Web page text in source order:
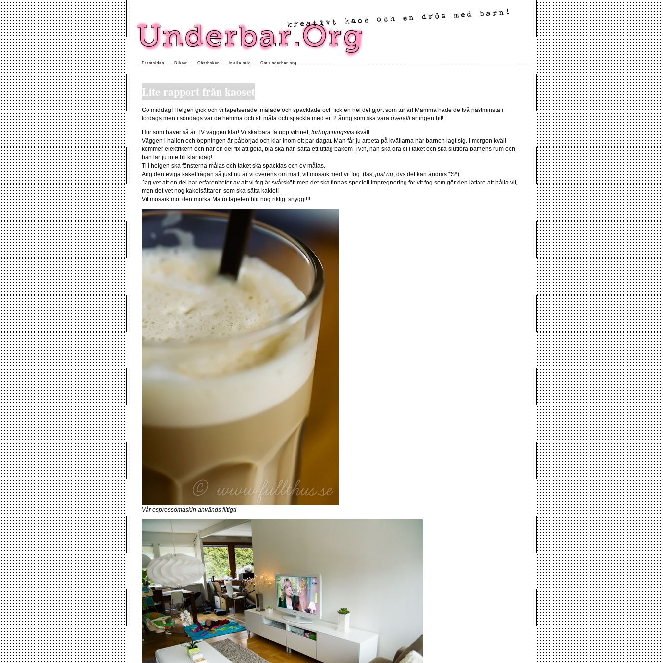
Framsidan Dikter Gästboken Maila mig Om underbar.org
Lite rapport från kaoset
Go middag! Helgen gick och vi tapetserade, målade och spacklade och fick en hel del gjort som tur är! Mamma hade de två nästminsta i
lördags men i söndags var de hemma och att måla och spackla med en 2 åring som ska vara överalltär ingen hit!
Hur som haver så är TV väggen klar! Vi ska bara få upp vitrinet, förhoppningsvis ikväll.
Väggen i hallen och öppningen är påbörjad och klar inom ett par dagar. Man får ju arbeta på kvällarna när barnen lagt sig. I morgon kväll
kommer elektrikern och har en del fix att göra, bla ska han sätta ett uttag bakom TV:n, han ska dra el i taket och ska slutföra barnens rum och
han lär ju inte bli klar idag!
Till helgen ska fönsterna målas och taket ska spacklas och ev målas.
Ang den eviga kakelfrågan så just nu är vi överens om matt, vit mosaik med vit fog. (läs, just nu , dvs det kan ändras *S*)
Jag vet att en del har erfarenheter av att vi fog är svårskött men det ska finnas speciell impregnering för vit fog som gör den lättare att hålla vit,
men det vet nog kakelsättaren som ska sätta kaklet!
Vit mosaik mot den mörka Mairo tapeten blir nog riktigt snyggt!!!
Vår espressomaskin används flitigt!